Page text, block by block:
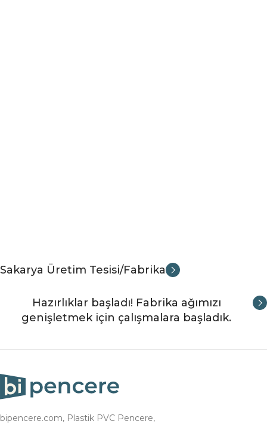
Sakarya Üretim Tesisi/Fabrika
Hazırlıklar başladı! Fabrika ağımızı
genişletmek için çalışmalara başladık.
bipencere.com, Plastik PVC Pencere,